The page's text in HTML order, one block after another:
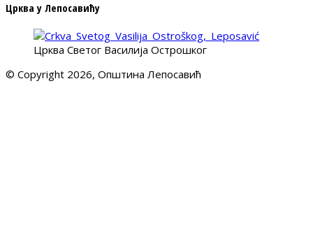
Црква у Лепосавићу
Црква Светог Василија Острошког
© Copyright 2026, Општина Лепосавић